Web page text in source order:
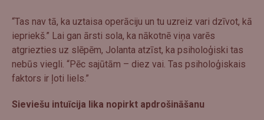
“Tas nav tā, ka uztaisa operāciju un tu uzreiz vari dzīvot, kā
iepriekš.” Lai gan ārsti sola, ka nākotnē viņa varēs
atgriezties uz slēpēm, Jolanta atzīst, ka psiholoģiski tas
nebūs viegli. “Pēc sajūtām – diez vai. Tas psiholoģiskais
faktors ir ļoti liels.”
Sieviešu intuīcija lika nopirkt apdrošināšanu